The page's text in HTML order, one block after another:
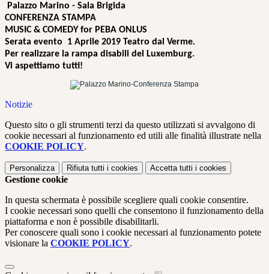
Palazzo Marino - Sala Brigida
CONFERENZA STAMPA
MUSIC & COMEDY for PEBA ONLUS
Serata evento 1 Aprile 2019 Teatro dal Verme.
Per realizzare la rampa disabili del Luxemburg.
Vi aspettiamo tutti!
Notizie
Questo sito o gli strumenti terzi da questo utilizzati si avvalgono di
cookie necessari al funzionamento ed utili alle finalità illustrate nella
COOKIE POLICY.
Personalizza Rifiuta tutti i cookies Accetta tutti i cookies
Gestione cookie
In questa schermata è possibile scegliere quali cookie consentire.
I cookie necessari sono quelli che consentono il funzionamento della
piattaforma e non è possibile disabilitarli.
Per conoscere quali sono i cookie necessari al funzionamento potete
visionare la COOKIE POLICY.